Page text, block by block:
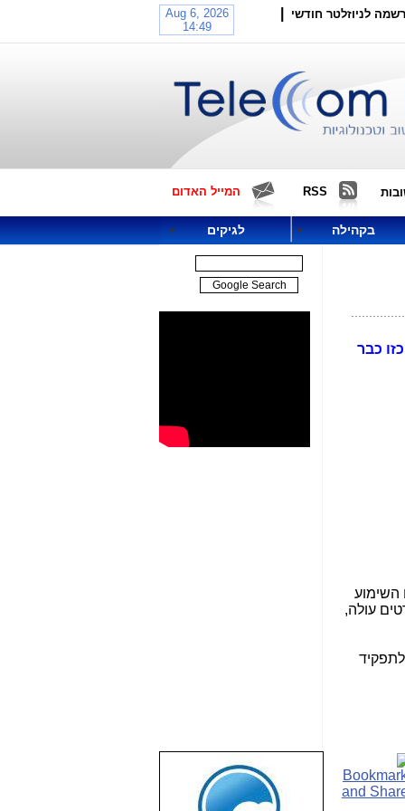
לניוזלטר חודשי
RSS המייל האדום
בקהילה לגיקים
כבר
השימוע
עולה,
שבוע טוב לכל
הגולשים באשר